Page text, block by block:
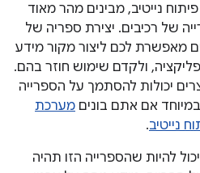
נייטיב, מבינים מהר מאוד
של רכיבים. יצירת ספריה של
מאפשרת לכם ליצור מקור מידע
ולקדם שימוש חוזר בהם.
יכולות להסתמך על הספרייה
אם אתם בונים מערכת
נייטיב.
להיות שהספרייה הזו תהיה